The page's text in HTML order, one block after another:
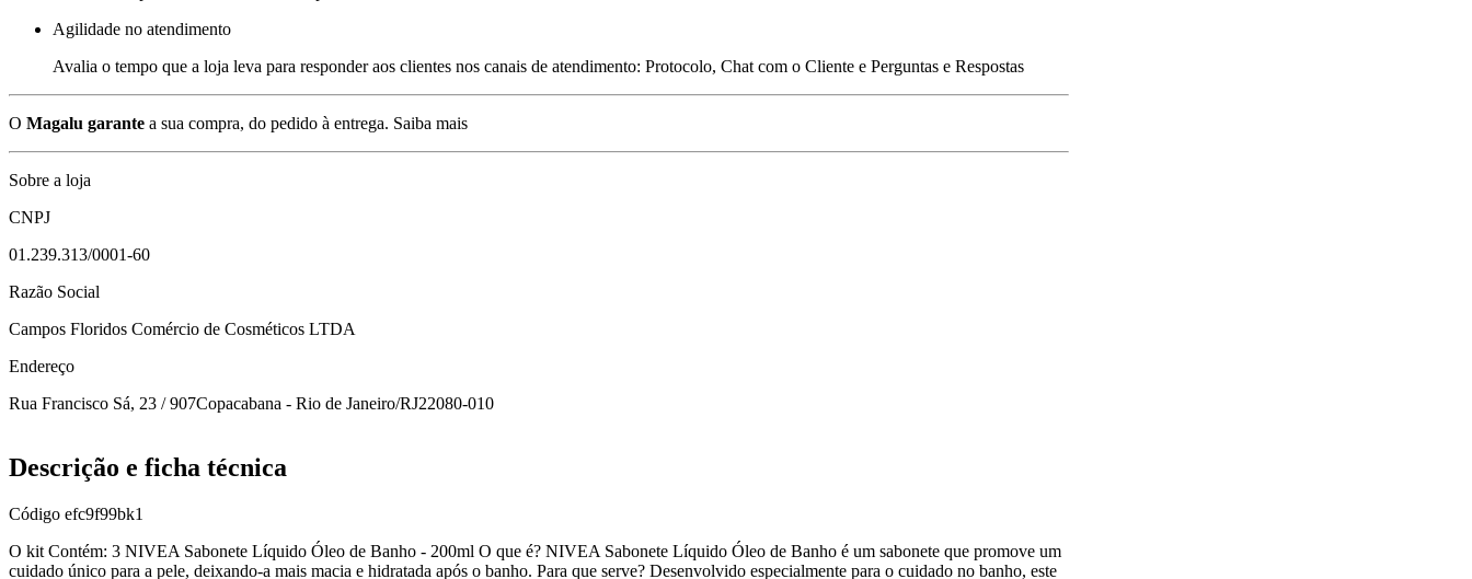
Agilidade no atendimento
Avalia o tempo que a loja leva para responder aos clientes nos canais de atendimento: Protocolo, Chat com o Cliente e Perguntas e Respostas
O Magalu garante a sua compra, do pedido à entrega. Saiba mais
Sobre a loja
CNPJ
01.239.313/0001-60
Razão Social
Campos Floridos Comércio de Cosméticos LTDA
Endereço
Rua Francisco Sá, 23 / 907Copacabana - Rio de Janeiro/RJ22080-010
Descrição e ficha técnica
Código efc9f99bk1
O kit Contém: 3 NIVEA Sabonete Líquido Óleo de Banho - 200ml O que é? NIVEA Sabonete Líquido Óleo de Banho é um sabonete que promove um
cuidado único para a pele, deixando-a mais macia e hidratada após o banho. Para que serve? Desenvolvido especialmente para o cuidado no banho, este